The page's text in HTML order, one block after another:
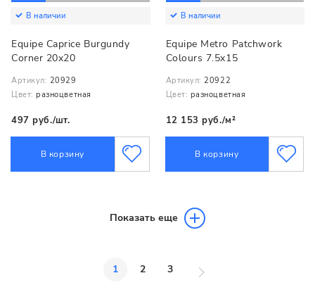
В наличии
Equipe Caprice Burgundy
Corner 20x20
Артикул: 20929
Цвет: разноцветная
497 руб./шт.
В корзину
В наличии
Equipe Metro Patchwork
Colours 7.5x15
Артикул: 20922
Цвет: разноцветная
12 153 руб./м²
В корзину
Показать еще
1 2 3